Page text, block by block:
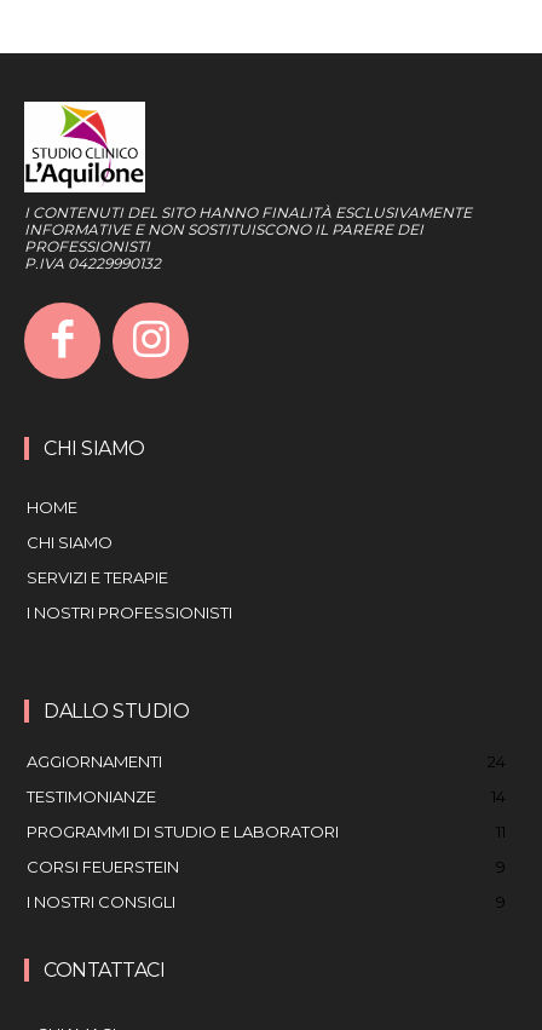
I CONTENUTI DEL SITO HANNO FINALITÀ ESCLUSIVAMENTE
INFORMATIVE E NON SOSTITUISCONO IL PARERE DEI
PROFESSIONISTI
P.IVA 04229990132
CHI SIAMO
HOME
CHI SIAMO
SERVIZI E TERAPIE
I NOSTRI PROFESSIONISTI
DALLO STUDIO
AGGIORNAMENTI
24
TESTIMONIANZE
14
PROGRAMMI DI STUDIO E LABORATORI
11
CORSI FEUERSTEIN
9
I NOSTRI CONSIGLI
9
CONTATTACI